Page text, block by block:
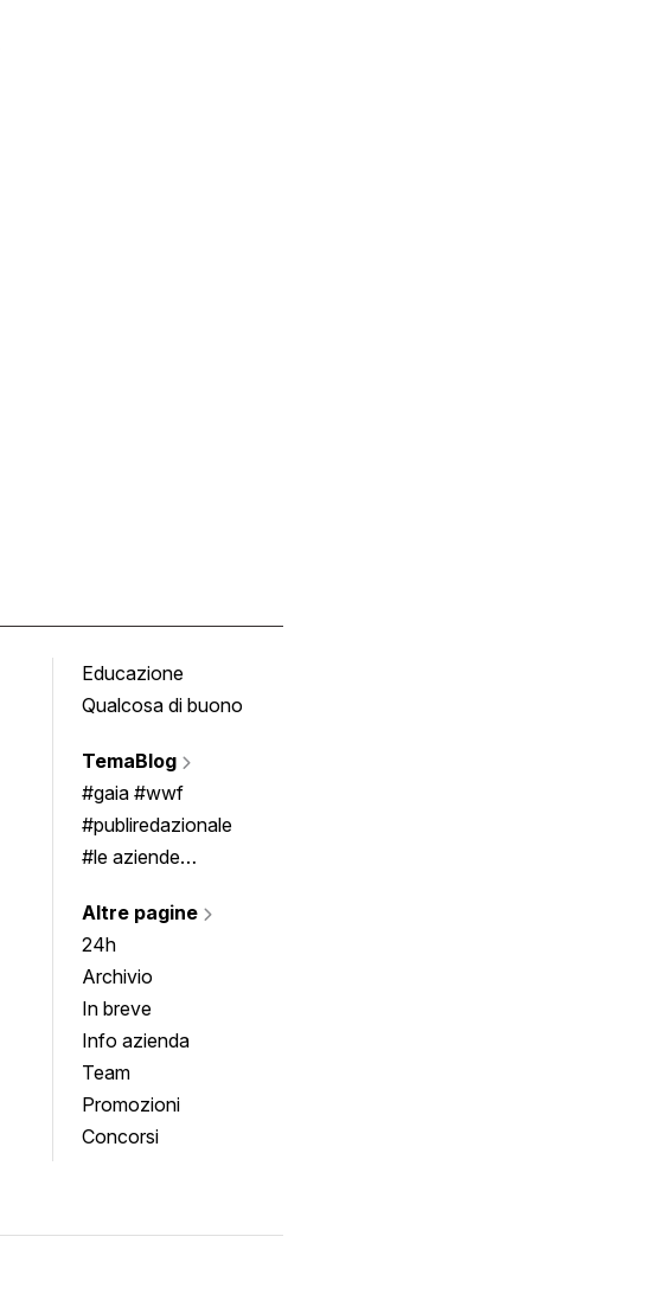
Educazione
Qualcosa di buono
TemaBlog
#gaia #wwf
#publiredazionale
#le aziende
Altre pagine
24h
Archivio
In breve
Info azienda
Team
Promozioni
Concorsi